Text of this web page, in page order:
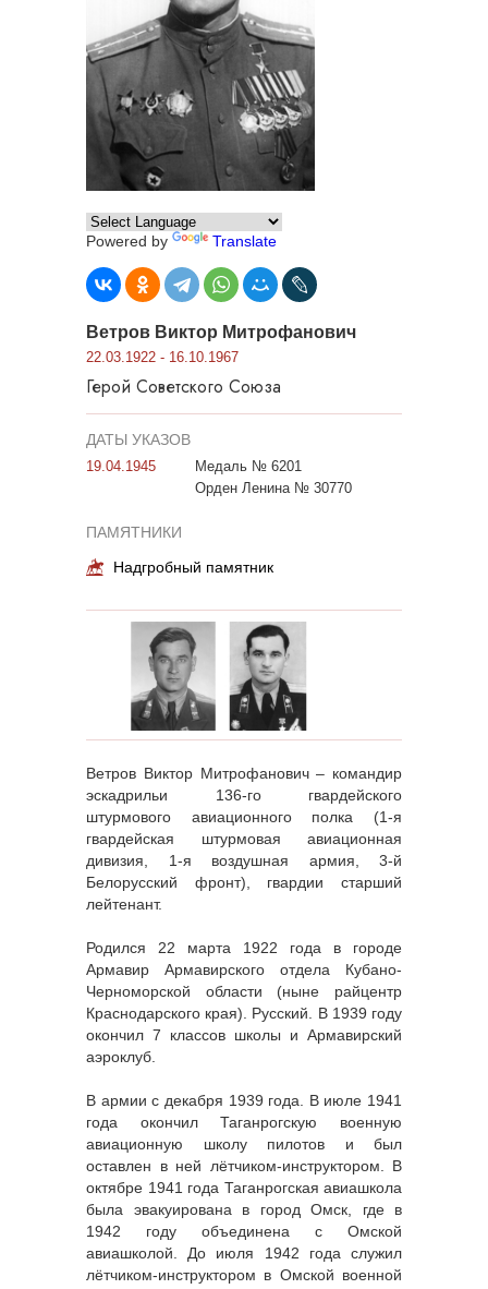
Powered by Translate
Ветров Виктор Митрофанович
22.03.1922 - 16.10.1967
Герой Советского Союза
ДАТЫ УКАЗОВ
19.04.1945
Медаль № 6201
Орден Ленина № 30770
ПАМЯТНИКИ
Надгробный памятник
Ветров Виктор Митрофанович – командир
эскадрильи 136-го гвардейского
штурмового авиационного полка (1-я
гвардейская штурмовая авиационная
дивизия, 1-я воздушная армия, 3-й
Белорусский фронт), гвардии старший
лейтенант.
Родился 22 марта 1922 года в городе
Армавир Армавирского отдела Кубано-
Черноморской области (ныне райцентр
Краснодарского края). Русский. В 1939 году
окончил 7 классов школы и Армавирский
аэроклуб.
В армии с декабря 1939 года. В июле 1941
года окончил Таганрогскую военную
авиационную школу пилотов и был
оставлен в ней лётчиком-инструктором. В
октябре 1941 года Таганрогская авиашкола
была эвакуирована в город Омск, где в
1942 году объединена с Омской
авиашколой. До июля 1942 года служил
лётчиком-инструктором в Омской военной